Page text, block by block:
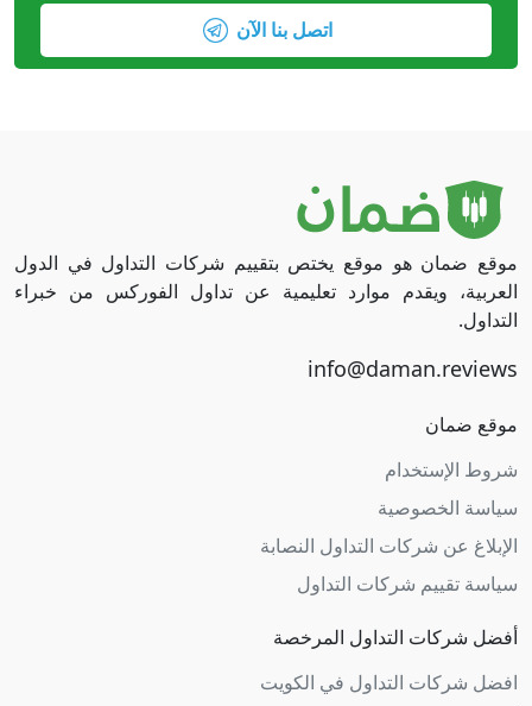
اتصل بنا الآن
موقع ضمان هو موقع يختص بتقييم شركات التداول في الدول
العربية، ويقدم موارد تعليمية عن تداول الفوركس من خبراء
التداول.
موقع ضمان
شروط الإستخدام
سياسة الخصوصية
الإبلاغ عن شركات التداول النصابة
سياسة تقييم شركات التداول
أفضل شركات التداول المرخصة
افضل شركات التداول في الكويت